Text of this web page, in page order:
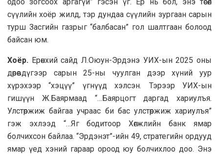
сүүлийн хоёр жилд, тэр дундаа сүүлийн зургаан сарын
турш Засгийн газрыг “балбасан” гол шалтгаан болоод
байсан юм.
Хоёр. Ерөнхий сайд Л.Оюун-Эрдэнэ УИХ-ын 2025 оны
дөрөвдүгээр сарын 25-ны чуулган дээр хүний уур
хүрэхээр “хэцүү” үгнүүд хэлсэн. Тэрээр УИХ-ын
гишүүн Ж.Баярмаад “…Баярцогт даргад хариулъя.
Улстөржиж байгаа учраас би бас улстөржиж хариулъя”
гэж эхлээд “…Яг бодитоор Хөгжлийн банк ямар
болчихсон байлаа. “Эрдэнэт”-ийн 49, стратегийн ордууд
ямар үед хэний гараар ороод юу болчихлоо доо. Энэ